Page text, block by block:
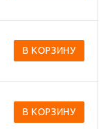
В КОРЗИНУ
В КОРЗИНУ